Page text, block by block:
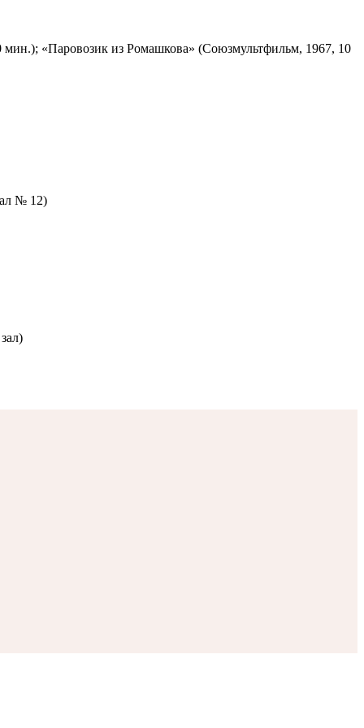
«Паровозик из Ромашкова» (Союзмультфильм, 1967, 10
№ 12)